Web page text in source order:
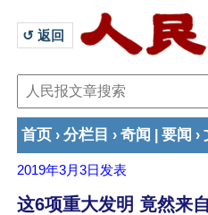
↺ 返回
首页 › 分栏目 › 奇闻 要闻 ›
2019年3月3日 发表
这6项重大发明 竟然来